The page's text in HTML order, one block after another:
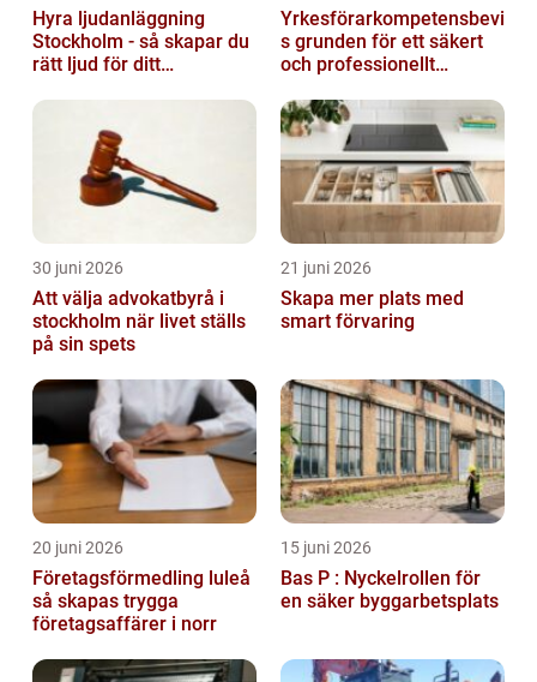
Hyra ljudanläggning
Stockholm - så skapar du
rätt ljud för ditt
Yrkesförarkompetensbevi
s grunden för ett säkert
och professionellt
30 juni 2026
Att välja advokatbyrå i
stockholm när livet ställs
på sin spets
21 juni 2026
Skapa mer plats med
smart förvaring
20 juni 2026
Företagsförmedling luleå
så skapas trygga
företagsaffärer i norr
15 juni 2026
Bas P : Nyckelrollen för
en säker byggarbetsplats